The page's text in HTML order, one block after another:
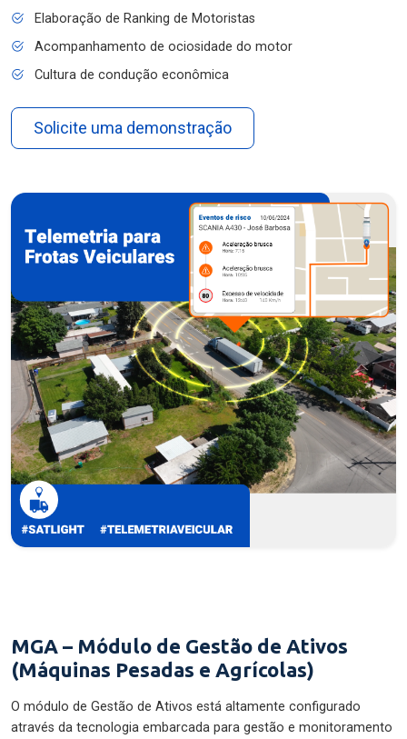
Elaboração de Ranking de Motoristas
Acompanhamento de ociosidade do motor
Cultura de condução econômica
Solicite uma demonstração
MGA – Módulo de Gestão de Ativos
(Máquinas Pesadas e Agrícolas)
O módulo de Gestão de Ativos está altamente configurado
através da tecnologia embarcada para gestão e monitoramento